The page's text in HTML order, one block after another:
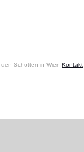
Schotten in Wien Kontakt